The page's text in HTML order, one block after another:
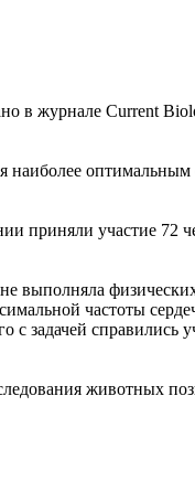
в журнале Current
наиболее
приняли участие 72
выполняла
частоты
с задачей справились
животных